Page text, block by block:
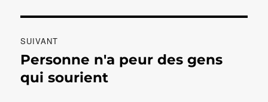
SUIVANT
Publication
suivante :
Personne n'a peur des gens
qui sourient